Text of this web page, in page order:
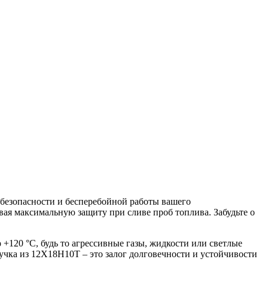
и бесперебойной работы вашего
максимальную защиту при сливе проб топлива. Забудьте о
°C, будь то агрессивные газы, жидкости или светлые
из 12Х18Н10Т – это залог долговечности и устойчивости